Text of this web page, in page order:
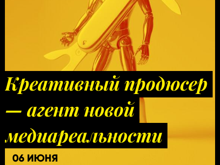
Креативный продюсер
— агент новой
медиареальности
06 ИЮНЯ